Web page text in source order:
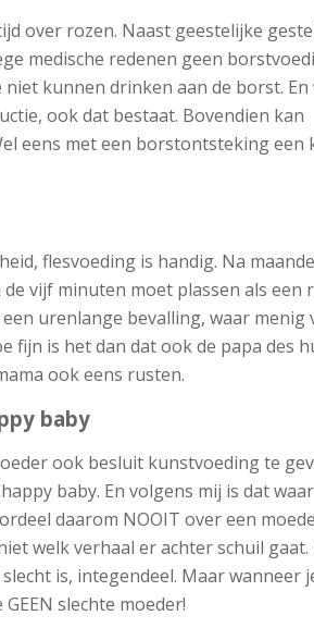
over rozen. Naast geestelijke
medische redenen geen
niet kunnen drinken aan de borst. En
ook dat bestaat. Bovendien kan
eens met een borstontsteking een
flesvoeding is handig. Na
vijf minuten moet plassen als een
urenlange bevalling, waar
fijn is het dan dat ook de papa des
ook eens rusten.
baby
ook besluit kunstvoeding te
baby. En volgens mij is dat
daarom NOOIT over een
welk verhaal er achter schuil
is, integendeel. Maar wanneer
slechte moeder!